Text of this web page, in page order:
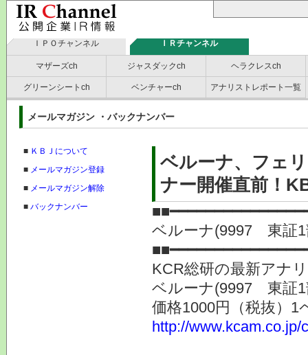
ＩＰＯチャンネル ＩＲチャンネル
マザーズch ジャスダックch ヘラクレスch
グリーンシートch ベンチャーch アナリストレポート一覧
メールマガジン ・バックナンバー
■ ＫＢＪについて
■ メールマガジン登録
■ メールマガジン解除
■ バックナンバー
ベルーナ、フェ
ナー開催直前！
ベルーナ(9997 東証1
KCR総研の最新アナ
ベルーナ(9997 東証1
価格1000円（税抜）1
http://www.kcam.co.jp/